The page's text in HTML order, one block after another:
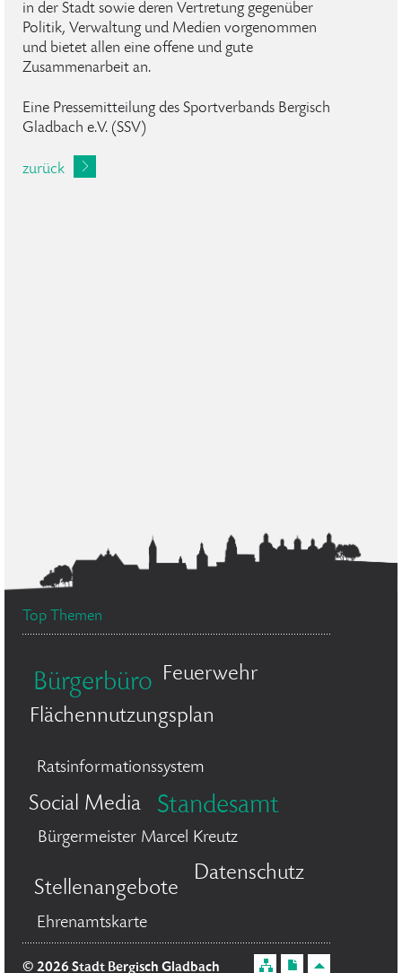
in der Stadt sowie deren Vertretung gegenüber
Politik, Verwaltung und Medien vorgenommen
und bietet allen eine offene und gute
Zusammenarbeit an.
Eine Pressemitteilung des Sportverbands Bergisch
Gladbach e.V. (SSV)
zurück
Top Themen
Bürgerbüro Feuerwehr
Flächennutzungsplan
Ratsinformationssystem
Social Media Standesamt
Bürgermeister Marcel Kreutz
Stellenangebote
Datenschutz
Ehrenamtskarte
© 2026 Stadt Bergisch Gladbach